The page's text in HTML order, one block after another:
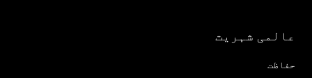
عالمی شہریت
حفاظت